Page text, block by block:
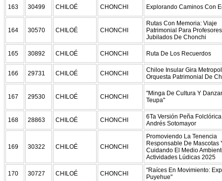
163 30499 CHILOÉ CHONCHI Explorando Caminos Con
164 30570 CHILOÉ CHONCHI
Rutas Con Memoria: Viaje
Patrimonial Para Profesores
Jubilados De Chonchi
165 30892 CHILOÉ CHONCHI Ruta De Los Recuerdos
166 29731 CHILOÉ CHONCHI
Chiloe Insular Gira
Orquesta Patrimonial De
167 29530 CHILOÉ CHONCHI
"Minga De Cultura Y
Teupa"
168 28863 CHILOÉ CHONCHI
6Ta Versión Peña
Andrés Sotomayor
169 30322 CHILOÉ CHONCHI
Promoviendo La Tenencia
Responsable De Mascotas
Cuidando El Medio
Actividades Lúdicas 2025
170 30727 CHILOÉ CHONCHI
"Raíces En Movimiento:
Puyehue"